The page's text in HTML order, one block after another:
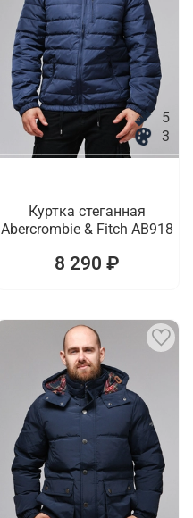
5
3
Куртка стеганная
Abercrombie & Fitch AB918
8 290 ₽